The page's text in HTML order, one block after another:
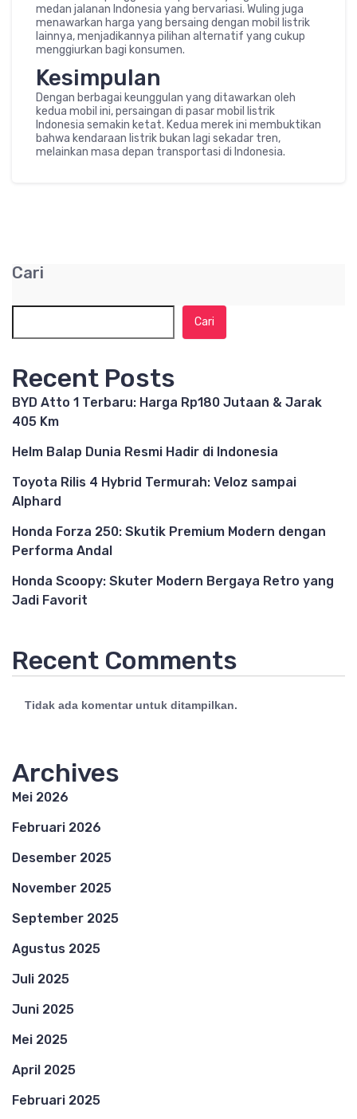
medan jalanan Indonesia yang bervariasi. Wuling juga
menawarkan harga yang bersaing dengan mobil listrik
lainnya, menjadikannya pilihan alternatif yang cukup
menggiurkan bagi konsumen.
Kesimpulan
Dengan berbagai keunggulan yang ditawarkan oleh
kedua mobil ini, persaingan di pasar mobil listrik
Indonesia semakin ketat. Kedua merek ini membuktikan
bahwa kendaraan listrik bukan lagi sekadar tren,
melainkan masa depan transportasi di Indonesia.
Cari
Cari
Recent Posts
BYD Atto 1 Terbaru: Harga Rp180 Jutaan & Jarak
405 Km
Helm Balap Dunia Resmi Hadir di Indonesia
Toyota Rilis 4 Hybrid Termurah: Veloz sampai
Alphard
Honda Forza 250: Skutik Premium Modern dengan
Performa Andal
Honda Scoopy: Skuter Modern Bergaya Retro yang
Jadi Favorit
Recent Comments
Tidak ada komentar untuk ditampilkan.
Archives
Mei 2026
Februari 2026
Desember 2025
November 2025
September 2025
Agustus 2025
Juli 2025
Juni 2025
Mei 2025
April 2025
Februari 2025